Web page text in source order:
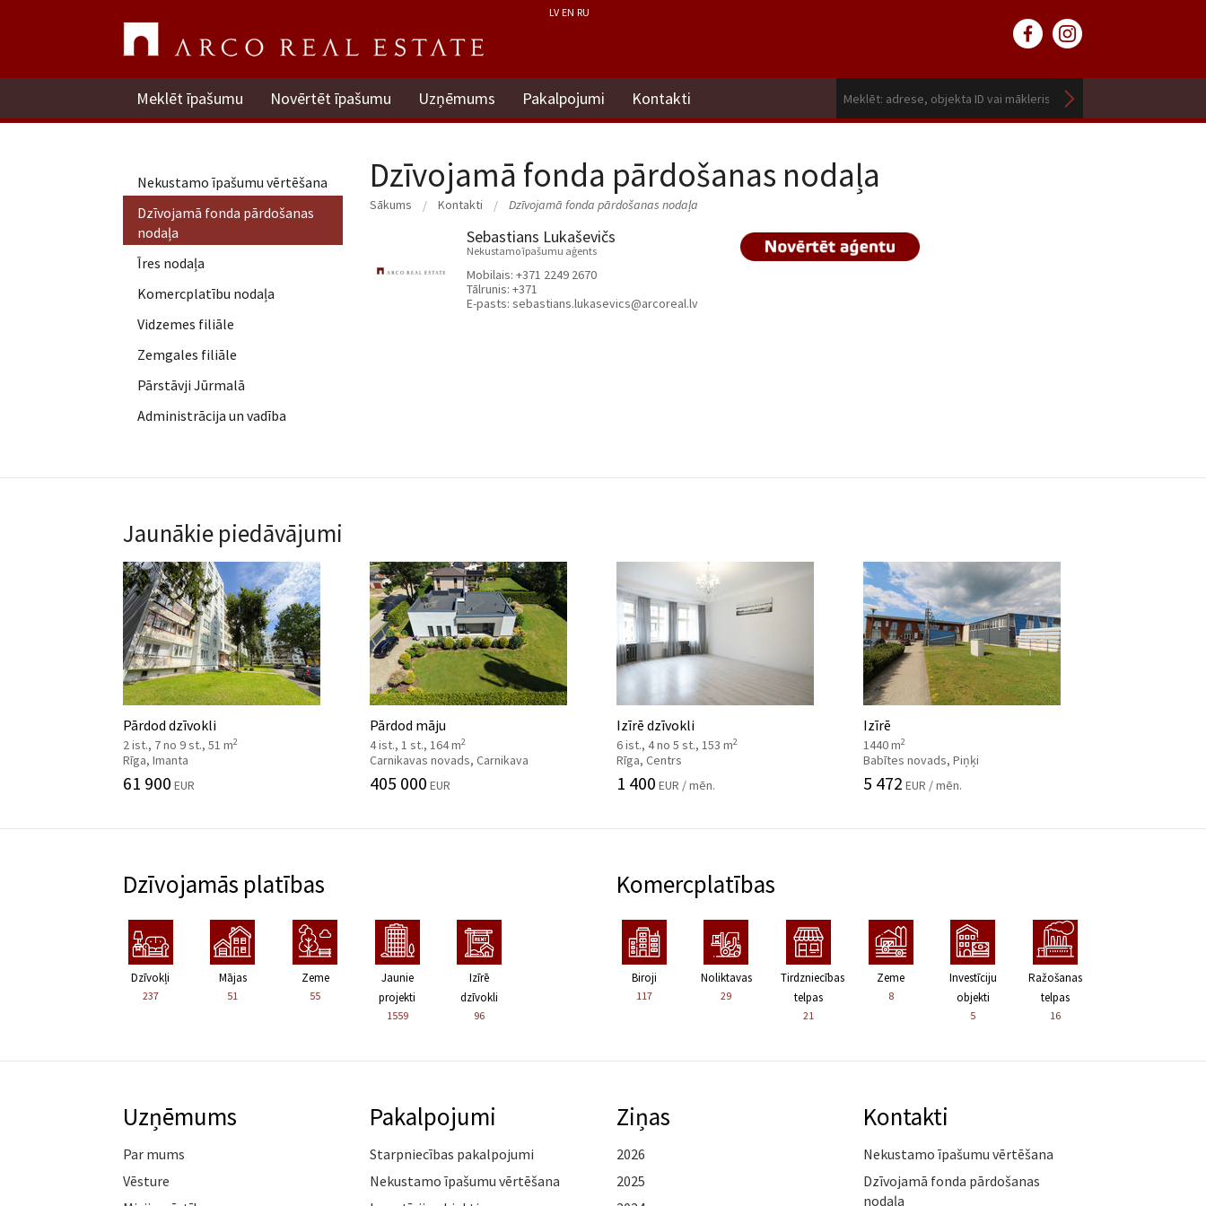
LV EN RU
Meklēt īpašumu Novērtēt īpašumu Uzņēmums Pakalpojumi Kontakti
Nekustamo īpašumu vērtēšana
Dzīvojamā fonda pārdošanas
nodaļa
Īres nodaļa
Komercplatību nodaļa
Vidzemes filiāle
Zemgales filiāle
Pārstāvji Jūrmalā
Administrācija un vadība
Dzīvojamā fonda pārdošanas nodaļa
Sākums Kontakti Dzīvojamā fonda pārdošanas nodaļa
Sebastians Lukaševičs
Nekustamo īpašumu aģents
Mobilais: +371 2249 2670
Tālrunis: +371
E-pasts: sebastians.lukasevics@arcoreal.lv
Jaunākie piedāvājumi
Pārdod dzīvokli
2 ist., 7 no 9 st., 51 m2
Rīga, Imanta
61 900 EUR
Pārdod māju
4 ist., 1 st., 164 m2
Carnikavas novads, Carnikava
405 000 EUR
Izīrē dzīvokli
6 ist., 4 no 5 st., 153 m2
Rīga, Centrs
1 400 EUR / mēn.
Izīrē
1440 m2
Babītes novads, Piņķi
5 472 EUR / mēn.
Dzīvojamās platības
Dzīvokļi
237
Mājas
51
Zeme
55
Jaunie
projekti
1559
Izīrē
dzīvokli
96
Komercplatības
Biroji
117
Noliktavas
29
Tirdzniecības
telpas
21
Zeme
8
Investīciju
objekti
5
Ražošanas
telpas
16
Uzņēmums
Par mums
Vēsture
Pakalpojumi
Starpniecības pakalpojumi
Nekustamo īpašumu vērtēšana
Ziņas
2026
2025
Kontakti
Nekustamo īpašumu vērtēšana
Dzīvojamā fonda pārdošanas
nodaļa